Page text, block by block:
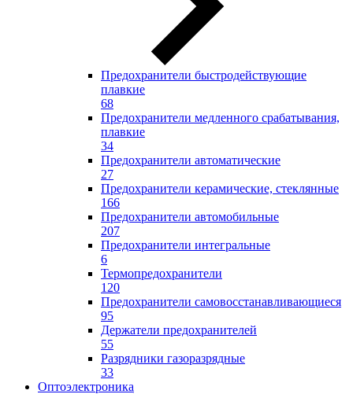
Предохранители быстродействующие
плавкие
68
Предохранители медленного срабатывания,
плавкие
34
Предохранители автоматические
27
Предохранители керамические, стеклянные
166
Предохранители автомобильные
207
Предохранители интегральные
6
Термопредохранители
120
Предохранители самовосстанавливающиеся
95
Держатели предохранителей
55
Разрядники газоразрядные
33
Оптоэлектроника